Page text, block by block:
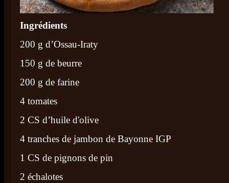
Ingrédients
200 g d’Ossau-Iraty
150 g de beurre
200 g de farine
4 tomates
2 CS d’huile d'olive
4 tranches de jambon de Bayonne IGP
1 CS de pignons de pin
2 échalotes